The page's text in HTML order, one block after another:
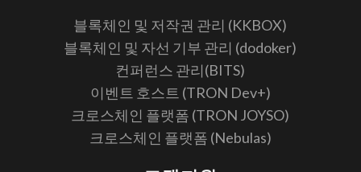
블록체인 및 저작권 관리 (KKBOX)
블록체인 및 자선 기부 관리 (dodoker)
컨퍼런스 관리(BITS)
이벤트 호스트 (TRON Dev+)
크로스체인 플랫폼 (TRON JOYSO)
크로스체인 플랫폼 (Nebulas)